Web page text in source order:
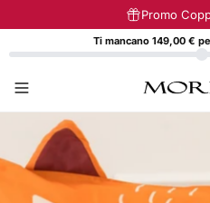
Vai direttamente ai contenuti
Promo
Ti mancano 149,00 €